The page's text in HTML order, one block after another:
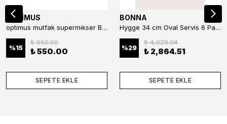
OPTİMUS
optimus mutfak supermıkser Bar Konteyner 6'lı 50×16×9 cm Kapaklı Polikarbon Organizer Bar & Kafe
%15
₺ 650.00
₺ 550.00
SEPETE EKLE
BONNA
Hygge 34 cm Oval Servis 6 Parça
%29
₺ 4,028.04
₺ 2,864.51
SEPETE EKLE